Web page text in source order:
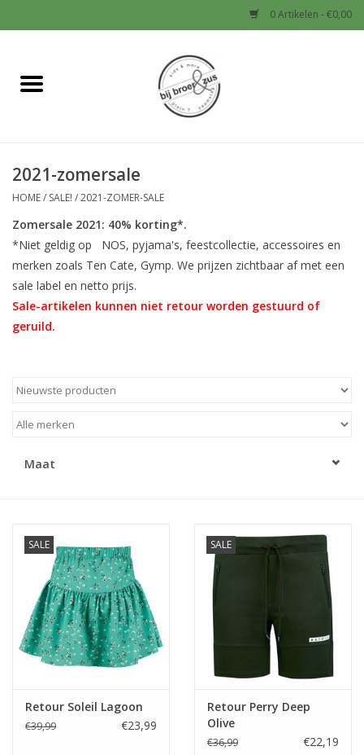
0 Artikelen - €0,00
Home
Baby
Meisjes
Sale!
Speelgoed
Cadeaubon
2021-zomersale
HOME/ SALE! /2021-ZOMER-SALE
Zomersale 2021: 40% korting*.
*Niet geldig op NOS, pyjama's, feestcollectie, accessoires en
merken zoals Ten Cate, Gymp. We prijzen zichtbaar af met een
sale label en netto prijs.
Sale-artikelen kunnen niet retour worden gestuurd of
geruild.
Maat
SALE
Retour Soleil Lagoon
€39,99 €23,99
SALE
Retour Perry Deep
Olive
€36,99 €22,19